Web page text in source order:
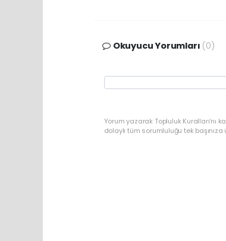
Okuyucu Yorumları (0)
Yorum yazarak Topluluk Kuralları’nı
dolaylı tüm sorumluluğu tek